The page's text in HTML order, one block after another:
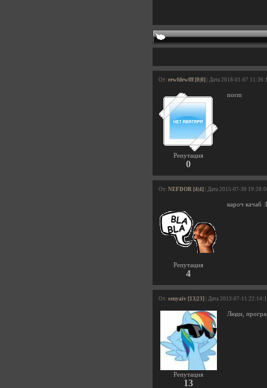
От: eewfdewfff [0|0] | Дата 2018-01-07
Репутация
0
norm
От: NEFDOR [4|4] | Дата 2015-07-30
Репутация
4
кароч качаб
От: senyaiv [13|23] | Дата 2013-07-11
Репутация
13
Люди,